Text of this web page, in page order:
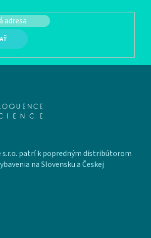
PRIHLÁSIŤ SA
s.r.o. patrí k popredným distribútorom
na Slovensku a Českej